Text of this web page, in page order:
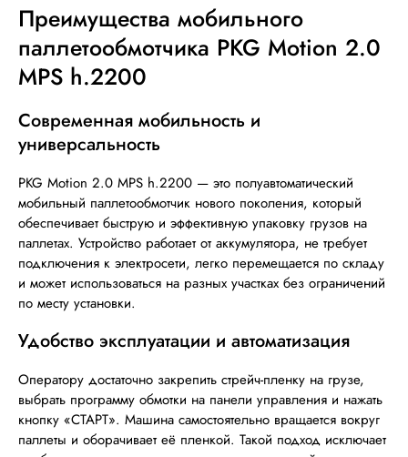
Преимущества мобильного
паллетообмотчика PKG Motion 2.0
MPS h.2200
Современная мобильность и
универсальность
PKG Motion 2.0 MPS h.2200 — это полуавтоматический
мобильный паллетообмотчик нового поколения, который
обеспечивает быструю и эффективную упаковку грузов на
паллетах. Устройство работает от аккумулятора, не требует
подключения к электросети, легко перемещается по складу
и может использоваться на разных участках без ограничений
по месту установки.
Удобство эксплуатации и автоматизация
Оператору достаточно закрепить стрейч-пленку на грузе,
выбрать программу обмотки на панели управления и нажать
кнопку «СТАРТ». Машина самостоятельно вращается вокруг
паллеты и оборачивает её пленкой. Такой подход исключает